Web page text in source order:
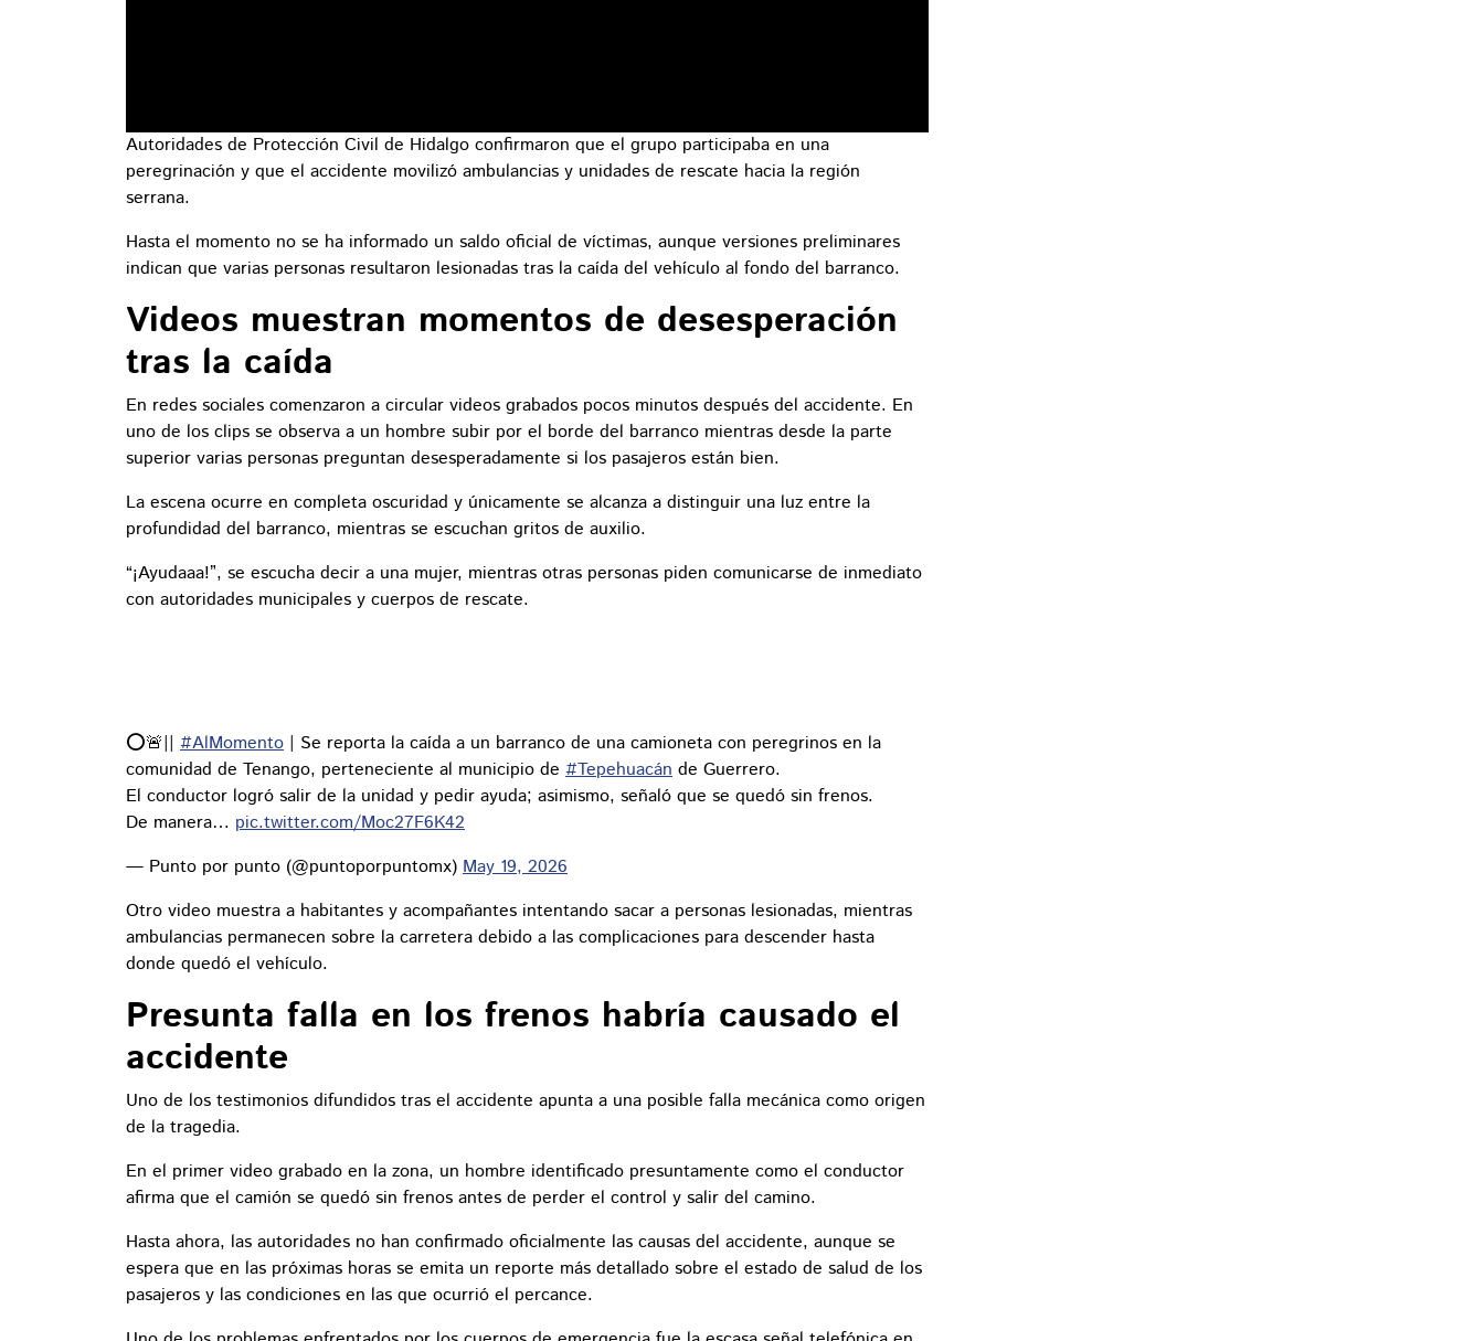
Autoridades de Protección Civil de Hidalgo confirmaron que el grupo participaba en una
peregrinación y que el accidente movilizó ambulancias y unidades de rescate hacia la región
serrana.
Hasta el momento no se ha informado un saldo oficial de víctimas, aunque versiones preliminares
indican que varias personas resultaron lesionadas tras la caída del vehículo al fondo del barranco.
Videos muestran momentos de desesperación
tras la caída
En redes sociales comenzaron a circular videos grabados pocos minutos después del accidente. En
uno de los clips se observa a un hombre subir por el borde del barranco mientras desde la parte
superior varias personas preguntan desesperadamente si los pasajeros están bien.
La escena ocurre en completa oscuridad y únicamente se alcanza a distinguir una luz entre la
profundidad del barranco, mientras se escuchan gritos de auxilio.
“¡Ayudaaa!”, se escucha decir a una mujer, mientras otras personas piden comunicarse de inmediato
con autoridades municipales y cuerpos de rescate.
⭕️🚨|| #AlMomento | Se reporta la caída a un barranco de una camioneta con peregrinos en la
comunidad de Tenango, perteneciente al municipio de #Tepehuacán de Guerrero.
El conductor logró salir de la unidad y pedir ayuda; asimismo, señaló que se quedó sin frenos.
De manera… pic.twitter.com/Moc27F6K42
— Punto por punto (@puntoporpuntomx) May 19, 2026
Otro video muestra a habitantes y acompañantes intentando sacar a personas lesionadas, mientras
ambulancias permanecen sobre la carretera debido a las complicaciones para descender hasta
donde quedó el vehículo.
Presunta falla en los frenos habría causado el
accidente
Uno de los testimonios difundidos tras el accidente apunta a una posible falla mecánica como origen
de la tragedia.
En el primer video grabado en la zona, un hombre identificado presuntamente como el conductor
afirma que el camión se quedó sin frenos antes de perder el control y salir del camino.
Hasta ahora, las autoridades no han confirmado oficialmente las causas del accidente, aunque se
espera que en las próximas horas se emita un reporte más detallado sobre el estado de salud de los
pasajeros y las condiciones en las que ocurrió el percance.